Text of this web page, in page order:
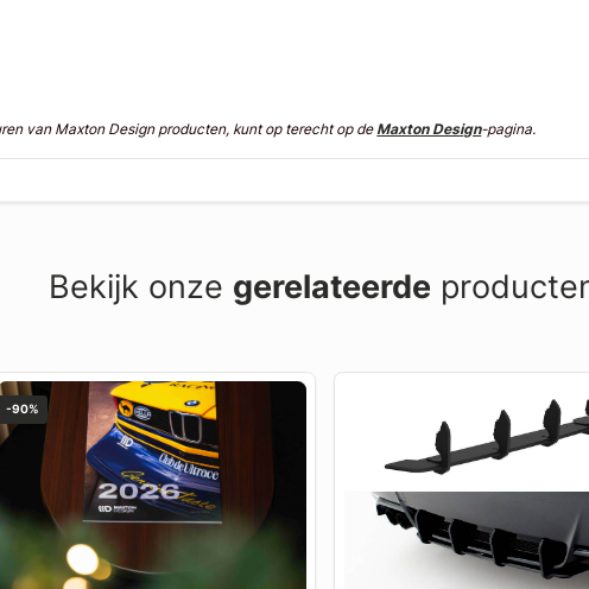
van Maxton Design producten, kunt op terecht op deMaxton Design-pagina.
Bekijk onze gerelateerde
-90%